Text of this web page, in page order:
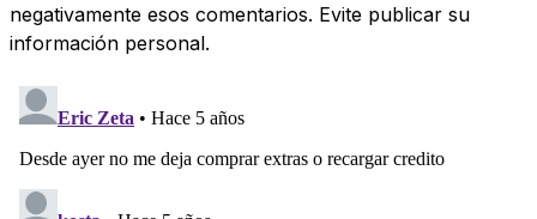
negativamente esos comentarios. Evite publicar su
información personal.